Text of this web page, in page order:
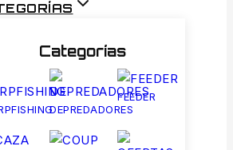
Categorías
DEPREDADORES
FEEDER